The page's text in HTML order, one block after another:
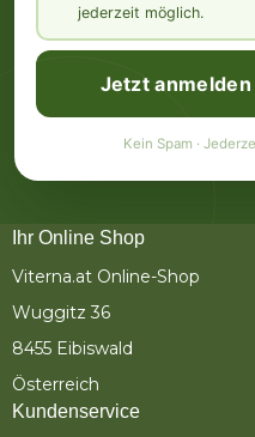
jederzeit möglich.
Jetzt
Kein Spam ·
Ihr Online Shop
Viterna.at Online-Shop
Wuggitz 36
8455 Eibiswald
Österreich
Kundenservice